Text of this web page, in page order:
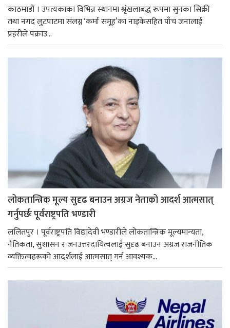
काठमाडौं । उपत्यकाका विभिन्न स्थानमा श्रृंखलाबद्ध रूपमा सुनका सिक्री
तथा नगद लुटपाटमा संलग्न ‘कर्मा समूह’का नाइकेसहित पाँच जनालाई
प्रहरीले पक्राउ...
लोकतान्त्रिक मूल्य सुदृढ बनाउन अग्रज नेताको आदर्श आत्मसात्
गर्नुपर्छः पूर्वराष्ट्रपति भण्डारी
ललितपुर । पूर्वराष्ट्रपति विद्यादेवी भण्डारीले लोकतान्त्रिक मूल्यमान्यता,
नैतिकता, सुशासन र जनउत्तरदायित्वलाई सुदृढ बनाउन अग्रज राजनीतिक
व्यक्तित्वहरूको आदर्शलाई आत्मसात् गर्न आवश्यक...